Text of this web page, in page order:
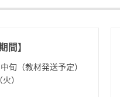
間】
旬（教材発送予定）
）